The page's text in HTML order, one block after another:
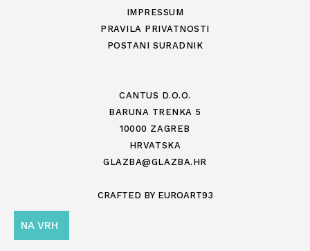
IMPRESSUM
PRAVILA PRIVATNOSTI
POSTANI SURADNIK
CANTUS D.O.O.
BARUNA TRENKA 5
10000 ZAGREB
HRVATSKA
GLAZBA@GLAZBA.HR
CRAFTED BY EUROART93
NA VRH